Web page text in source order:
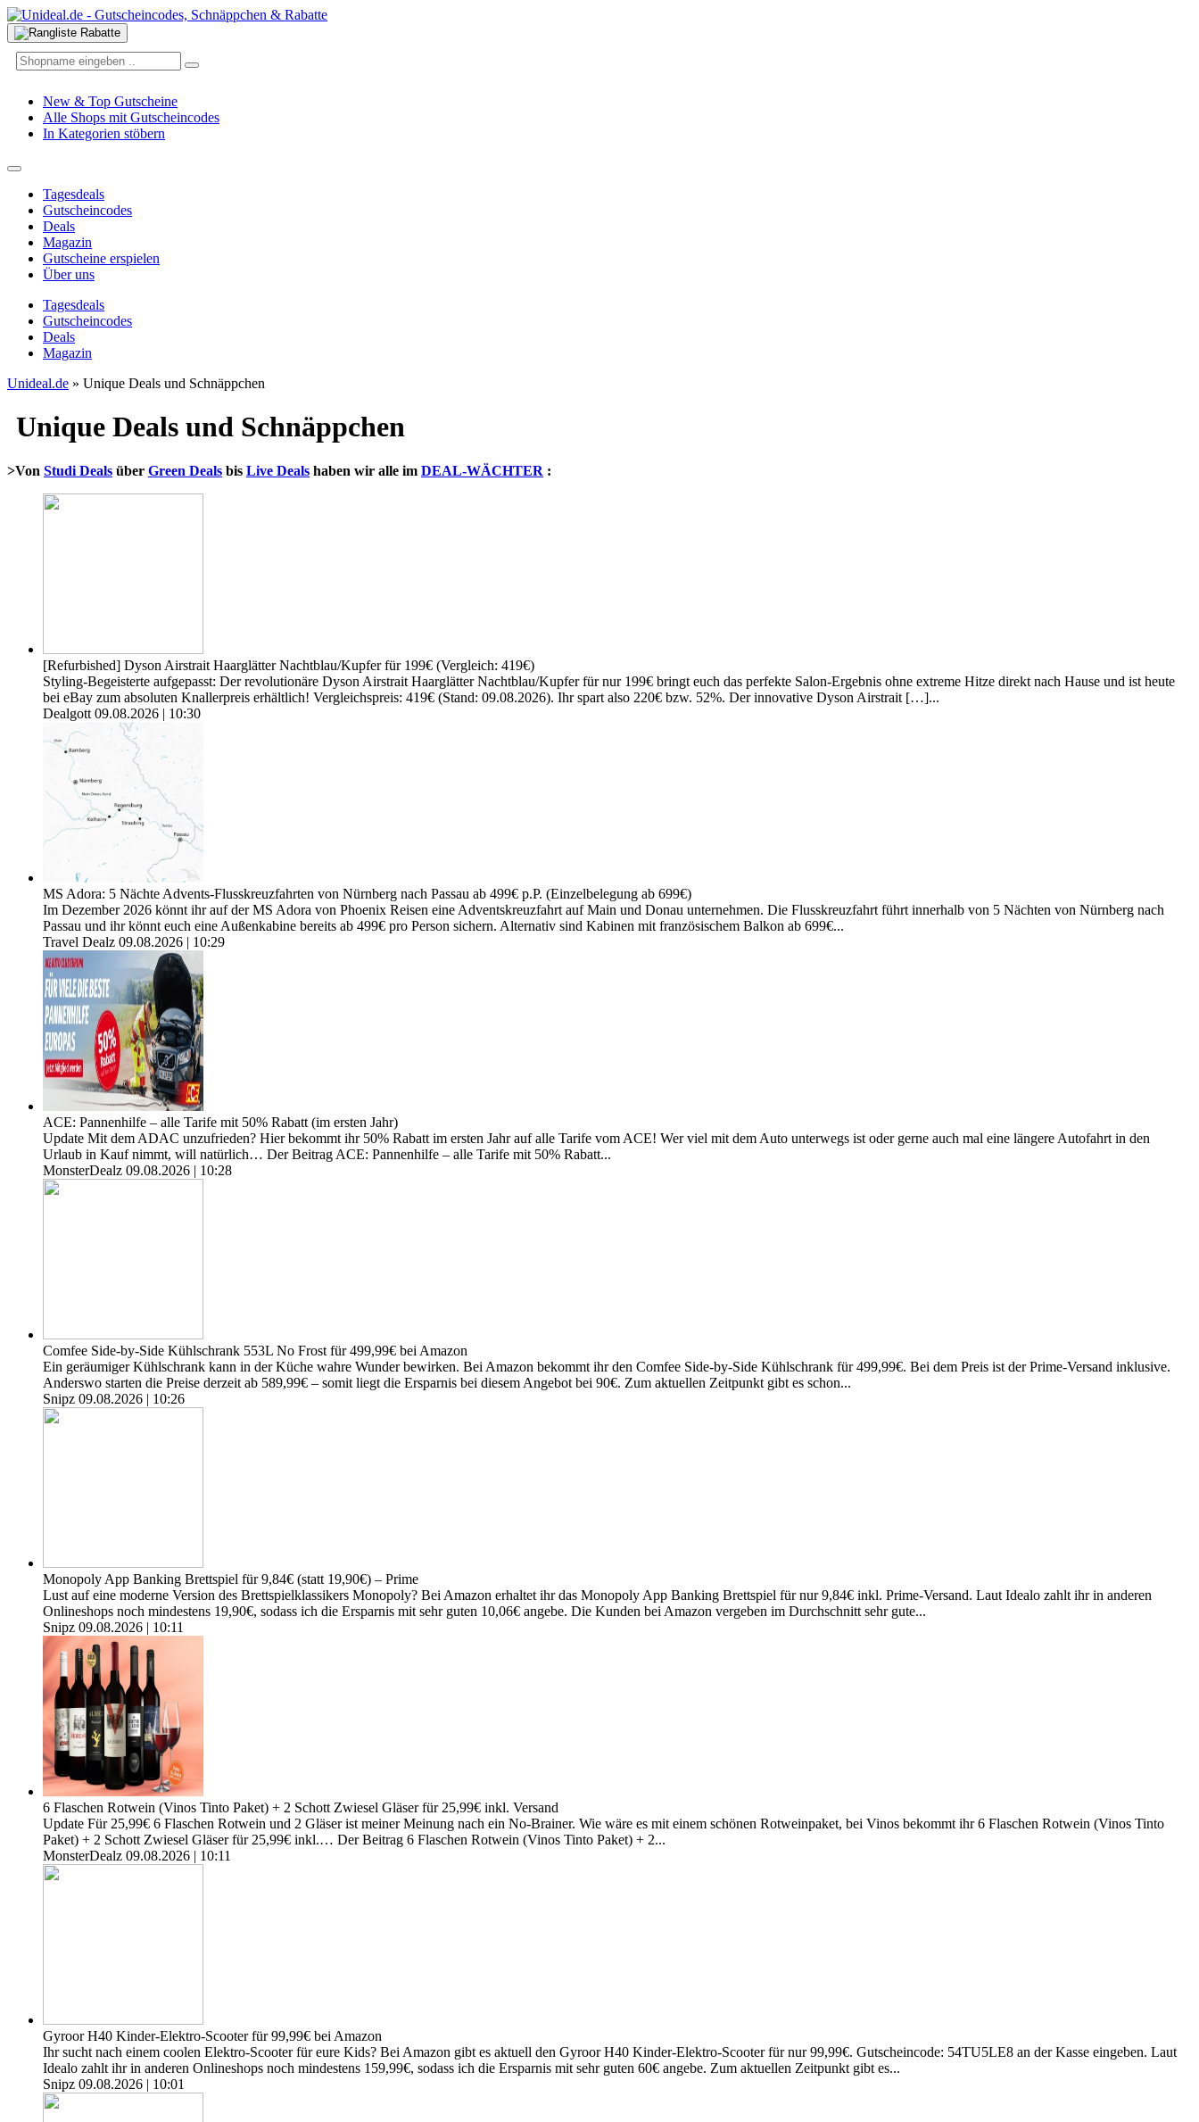
New & Top Gutscheine
Alle Shops mit Gutscheincodes
In Kategorien stöbern
Tagesdeals
Gutscheincodes
Deals
Magazin
Gutscheine erspielen
Über uns
Tagesdeals
Gutscheincodes
Deals
Magazin
Unideal.de » Unique Deals und Schnäppchen
Unique Deals und Schnäppchen
>Von Studi Deals über Green Deals bis Live Deals haben wir alle im DEAL-WÄCHTER :
[Refurbished] Dyson Airstrait Haarglätter Nachtblau/Kupfer für 199€ (Vergleich: 419€)
Styling-Begeisterte aufgepasst: Der revolutionäre Dyson Airstrait Haarglätter Nachtblau/Kupfer für nur 199€ bringt euch das perfekte Salon-Ergebnis ohne extreme Hitze direkt nach Hause und ist heute
bei eBay zum absoluten Knallerpreis erhältlich! Vergleichspreis: 419€ (Stand: 09.08.2026). Ihr spart also 220€ bzw. 52%. Der innovative Dyson Airstrait […]...
Dealgott 09.08.2026 | 10:30
MS Adora: 5 Nächte Advents-Flusskreuzfahrten von Nürnberg nach Passau ab 499€ p.P. (Einzelbelegung ab 699€)
Im Dezember 2026 könnt ihr auf der MS Adora von Phoenix Reisen eine Adventskreuzfahrt auf Main und Donau unternehmen. Die Flusskreuzfahrt führt innerhalb von 5 Nächten von Nürnberg nach
Passau und ihr könnt euch eine Außenkabine bereits ab 499€ pro Person sichern. Alternativ sind Kabinen mit französischem Balkon ab 699€...
Travel Dealz 09.08.2026 | 10:29
ACE: Pannenhilfe – alle Tarife mit 50% Rabatt (im ersten Jahr)
Update Mit dem ADAC unzufrieden? Hier bekommt ihr 50% Rabatt im ersten Jahr auf alle Tarife vom ACE! Wer viel mit dem Auto unterwegs ist oder gerne auch mal eine längere Autofahrt in den
Urlaub in Kauf nimmt, will natürlich… Der Beitrag ACE: Pannenhilfe – alle Tarife mit 50% Rabatt...
MonsterDealz 09.08.2026 | 10:28
Comfee Side-by-Side Kühlschrank 553L No Frost für 499,99€ bei Amazon
Ein geräumiger Kühlschrank kann in der Küche wahre Wunder bewirken. Bei Amazon bekommt ihr den Comfee Side-by-Side Kühlschrank für 499,99€. Bei dem Preis ist der Prime-Versand inklusive.
Anderswo starten die Preise derzeit ab 589,99€ – somit liegt die Ersparnis bei diesem Angebot bei 90€. Zum aktuellen Zeitpunkt gibt es schon...
Snipz 09.08.2026 | 10:26
Monopoly App Banking Brettspiel für 9,84€ (statt 19,90€) – Prime
Lust auf eine moderne Version des Brettspielklassikers Monopoly? Bei Amazon erhaltet ihr das Monopoly App Banking Brettspiel für nur 9,84€ inkl. Prime-Versand. Laut Idealo zahlt ihr in anderen
Onlineshops noch mindestens 19,90€, sodass ich die Ersparnis mit sehr guten 10,06€ angebe. Die Kunden bei Amazon vergeben im Durchschnitt sehr gute...
Snipz 09.08.2026 | 10:11
6 Flaschen Rotwein (Vinos Tinto Paket) + 2 Schott Zwiesel Gläser für 25,99€ inkl. Versand
Update Für 25,99€ 6 Flaschen Rotwein und 2 Gläser ist meiner Meinung nach ein No-Brainer. Wie wäre es mit einem schönen Rotweinpaket, bei Vinos bekommt ihr 6 Flaschen Rotwein (Vinos Tinto
Paket) + 2 Schott Zwiesel Gläser für 25,99€ inkl.… Der Beitrag 6 Flaschen Rotwein (Vinos Tinto Paket) + 2...
MonsterDealz 09.08.2026 | 10:11
Gyroor H40 Kinder-Elektro-Scooter für 99,99€ bei Amazon
Ihr sucht nach einem coolen Elektro-Scooter für eure Kids? Bei Amazon gibt es aktuell den Gyroor H40 Kinder-Elektro-Scooter für nur 99,99€. Gutscheincode: 54TU5LE8 an der Kasse eingeben. Laut
Idealo zahlt ihr in anderen Onlineshops noch mindestens 159,99€, sodass ich die Ersparnis mit sehr guten 60€ angebe. Zum aktuellen Zeitpunkt gibt es...
Snipz 09.08.2026 | 10:01